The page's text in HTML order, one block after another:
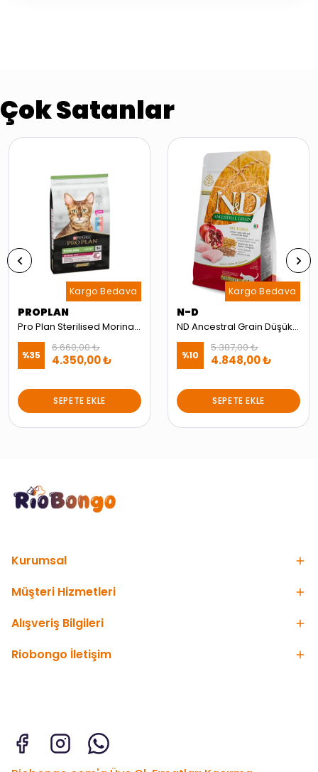
Çok Satanlar
Kargo Bedava
PROPLAN
Pro Plan Sterilised Morina ve Okyanus Balıklı Kısırlaştırılmış 10 kg Yetişkin Kedi Maması
%35
6.660,00 ₺
4.350,00 ₺
SEPETE EKLE
Kargo Bedava
N-D
ND Ancestral Grain Düşük Tahıllı Tavuk ve Narlı Kısırlaştırılmış Kedi Maması 10kg
%10
5.387,00 ₺
4.848,00 ₺
SEPETE EKLE
Kurumsal
Müşteri Hizmetleri
Alışveriş Bilgileri
Riobongo İletişim